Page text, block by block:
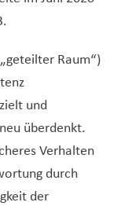
Raum“)
und
überdenkt.
Verhalten
durch
der